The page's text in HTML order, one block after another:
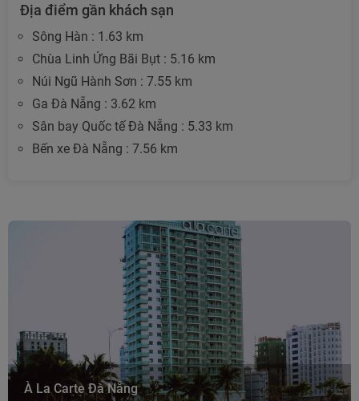
Địa điểm gần khách sạn
Sông Hàn : 1.63 km
Chùa Linh Ứng Bãi Bụt : 5.16 km
Núi Ngũ Hành Sơn : 7.55 km
Ga Đà Nẵng : 3.62 km
Sân bay Quốc tế Đà Nẵng : 5.33 km
Bến xe Đà Nẵng : 7.56 km
À La Carte Đà Nẵng